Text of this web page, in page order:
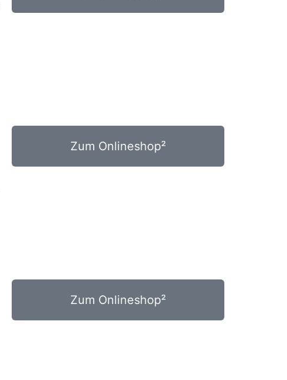
Zum Onlineshop²
Zum Onlineshop²